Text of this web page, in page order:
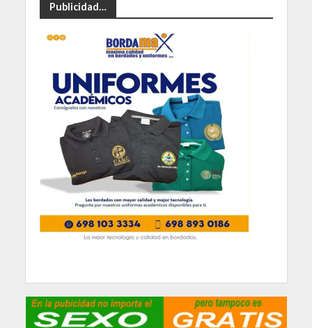
Publicidad…